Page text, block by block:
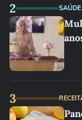
2 SAÚDE
3